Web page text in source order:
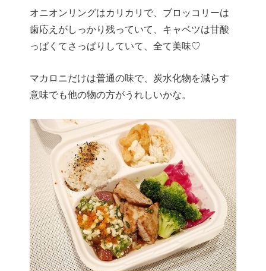
オニオンリングはカリカリで、ブロッコリーは
歯応えがしっかり残っていて、キャベツは甘酸
っぱくてさっぱりしていて、全て美味♡
マカロニだけは普通の味で、炭水化物を減らす
意味でも他の物の方がうれしいかな。